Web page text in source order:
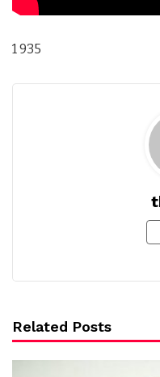
1 935
Related Posts